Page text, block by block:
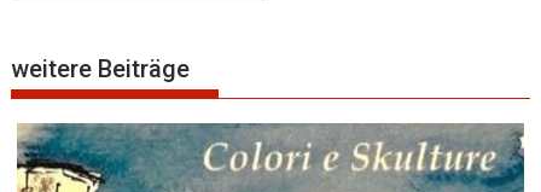
weitere Beiträge